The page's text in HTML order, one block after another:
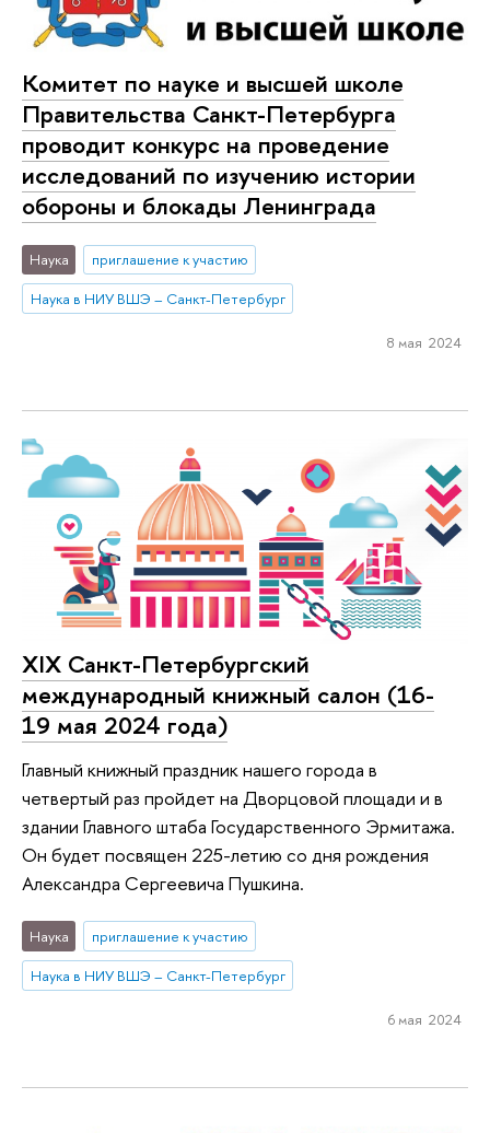
Комитет по науке и высшей школе
Правительства Санкт-Петербурга
проводит конкурс на проведение
исследований по изучению истории
обороны и блокады Ленинграда
Наука
приглашение к участию
Наука в НИУ ВШЭ – Санкт-Петербург
8 мая 2024
XIX Санкт-Петербургский
международный книжный салон (16-
19 мая 2024 года)
Главный книжный праздник нашего города в
четвертый раз пройдет на Дворцовой площади и в
здании Главного штаба Государственного Эрмитажа.
Он будет посвящен 225-летию со дня рождения
Александра Сергеевича Пушкина.
Наука
приглашение к участию
Наука в НИУ ВШЭ – Санкт-Петербург
6 мая 2024